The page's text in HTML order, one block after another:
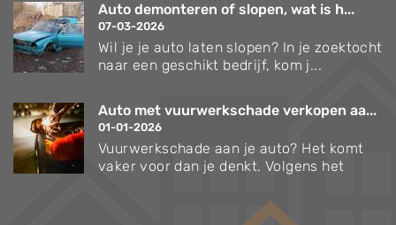
Auto demonteren of slopen, wat is h...
07-03-2026
Wil je je auto laten slopen? In je zoektocht
naar een geschikt bedrijf, kom j...
Auto met vuurwerkschade verkopen aa...
01-01-2026
Vuurwerkschade aan je auto? Het komt
vaker voor dan je denkt. Volgens het